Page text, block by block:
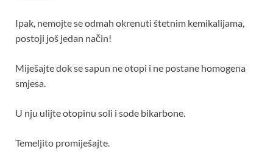
Ipak, nemojte se odmah okrenuti štetnim kemikalijama,
postoji još jedan način!
Miješajte dok se sapun ne otopi i ne postane homogena
smjesa.
U nju ulijte otopinu soli i sode bikarbone.
Temeljito promiješajte.